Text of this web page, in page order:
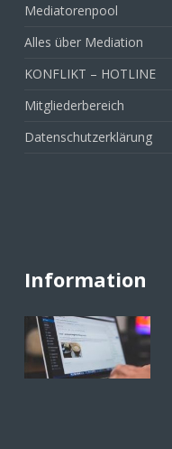
Mediatorenpool
Alles über Mediation
KONFLIKT – HOTLINE
Mitgliederbereich
Datenschutzerklärung
Information